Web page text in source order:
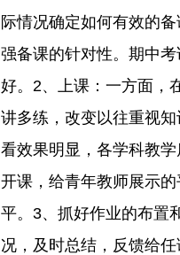
际情况确定如何有效的
强备课的针对性。期中
好。2、上课：一方面，
讲多练，改变以往重视
看效果明显，各学科教
开课，给青年教师展示
平。3、抓好作业的布置
况，及时总结，反馈给